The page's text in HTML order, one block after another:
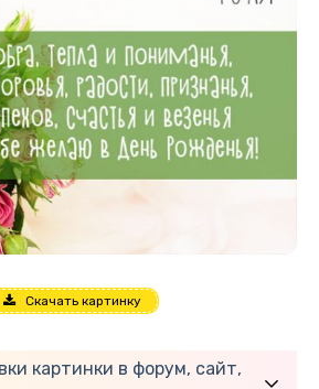
Скачать картинку
картинки в форум, сайт,